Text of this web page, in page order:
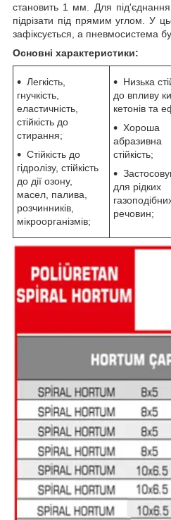
становить 1 мм. Для під'єднання
підрізати під прямим углом. У
зафіксується, а пневмосистема
Основні характеристики:
Легкість,
гнучкість,
еластичність,
стійкість до
стирання;
Стійкість до
гідролізу, стійкість
до дії озону,
масел, палива,
розчинників,
мікроорганізмів;
Низька
до впливу
кетонів та
Хороша
абразивна
стійкість;
для рідких
речовин;